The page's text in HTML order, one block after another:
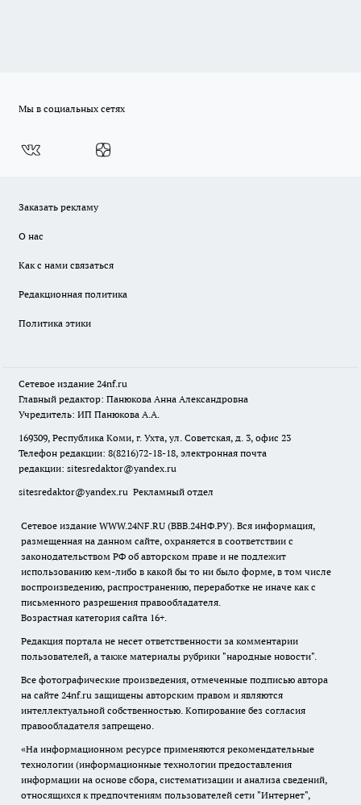
Мы в социальных сетях
Заказать рекламу
О нас
Как с нами связаться
Редакционная политика
Политика этики
Сетевое издание 24nf.ru
Главный редактор: Панюкова Анна Александровна
Учредитель: ИП Панюкова А.А.
169309, Республика Коми, г. Ухта, ул. Советская, д. 3, офис 23
Телефон редакции: 8(8216)72-18-18, электронная почта
редакции: sitesredaktor@yandex.ru
sitesredaktor@yandex.ru Рекламный отдел
Сетевое издание WWW.24NF.RU (ВВВ.24НФ.РУ). Вся информация,
размещенная на данном сайте, охраняется в соответствии с
законодательством РФ об авторском праве и не подлежит
использованию кем-либо в какой бы то ни было форме, в том числе
воспроизведению, распространению, переработке не иначе как с
письменного разрешения правообладателя.
Возрастная категория сайта 16+.
Редакция портала не несет ответственности за комментарии
пользователей, а также материалы рубрики "народные новости".
Все фотографические произведения, отмеченные подписью автора
на сайте 24nf.ru защищены авторским правом и являются
интеллектуальной собственностью. Копирование без согласия
правообладателя запрещено.
«На информационном ресурсе применяются рекомендательные
технологии (информационные технологии предоставления
информации на основе сбора, систематизации и анализа сведений,
относящихся к предпочтениям пользователей сети "Интернет",